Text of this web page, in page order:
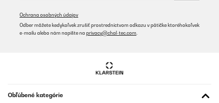
Ochrana osobných údajov
Odber môžete kedykoľvek zrušiť prostredníctvom odkazu v pätičke ktoréhokoľvek
e-mailu alebo nám napíšte na privacy@chal-tec.com
Obľúbené kategórie